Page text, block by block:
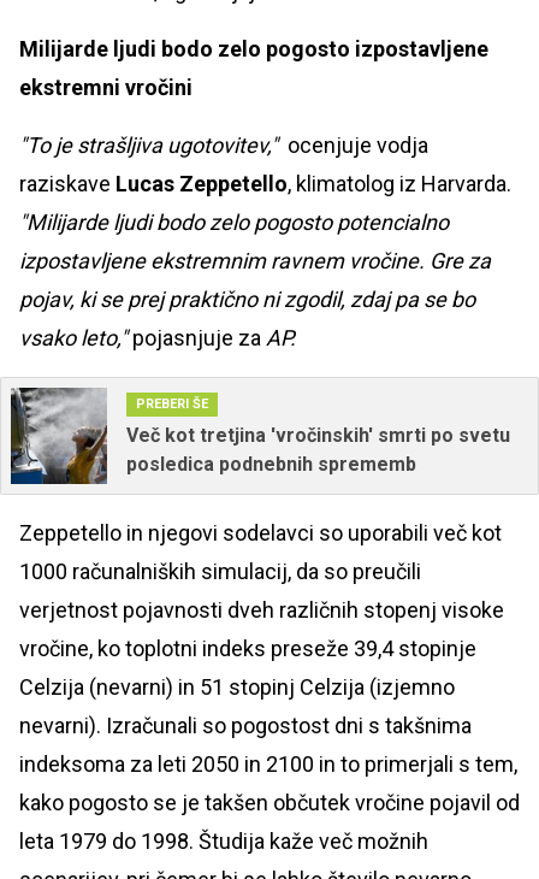
Milijarde ljudi bodo zelo pogosto izpostavljene
ekstremni vročini
"To je strašljiva ugotovitev," ocenjuje vodja
raziskave Lucas Zeppetello, klimatolog iz Harvarda.
"Milijarde ljudi bodo zelo pogosto potencialno
izpostavljene ekstremnim ravnem vročine. Gre za
pojav, ki se prej praktično ni zgodil, zdaj pa se bo
vsako leto,"pojasnjuje za AP.
PREBERI ŠE
Več kot tretjina 'vročinskih' smrti po svetu
posledica podnebnih sprememb
Zeppetello in njegovi sodelavci so uporabili več kot
1000 računalniških simulacij, da so preučili
verjetnost pojavnosti dveh različnih stopenj visoke
vročine, ko toplotni indeks preseže 39,4 stopinje
Celzija (nevarni) in 51 stopinj Celzija (izjemno
nevarni). Izračunali so pogostost dni s takšnima
indeksoma za leti 2050 in 2100 in to primerjali s tem,
kako pogosto se je takšen občutek vročine pojavil od
leta 1979 do 1998. Študija kaže več možnih